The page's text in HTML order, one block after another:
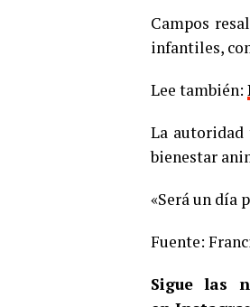
Campos
infantiles,
Lee también:
La
bienestar
«Será un día
Fuente:
Sigue las